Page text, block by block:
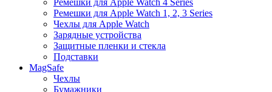
Ремешки для Apple Watch 4 Series
Ремешки для Apple Watch 1, 2, 3 Series
Чехлы для Apple Watch
Зарядные устройства
Защитные пленки и стекла
Подставки
MagSafe
Чехлы
Бумажники